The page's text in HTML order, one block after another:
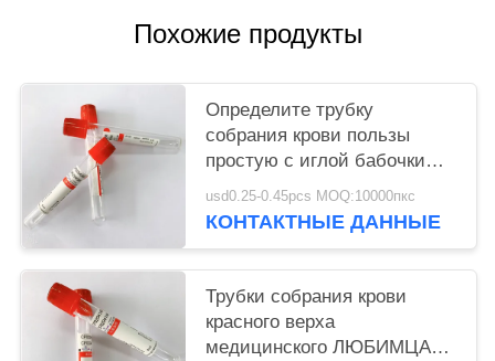
Похожие продукты
Определите трубку
собрания крови пользы
простую с иглой бабочки
собрания крови
usd0.25-0.45pcs MOQ:10000пкс
КОНТАКТНЫЕ ДАННЫЕ
Трубки собрания крови
красного верха
медицинского ЛЮБИМЦА